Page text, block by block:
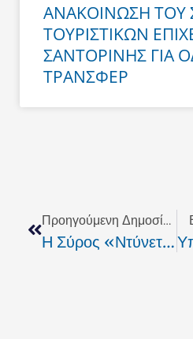
ΑΝΑΚΟΙΝΩΣΗ ΤΟΥ
ΤΟΥΡΙΣΤΙΚΩΝ
ΣΑΝΤΟΡΙΝΗΣ ΓΙΑ
ΤΡΑΝΣΦΕΡ
Προηγούμενη Δημοσίευση
Η Σύρος «ντύνεται» Στα Χρώματα Του Stoiximan AegeanBall Festival